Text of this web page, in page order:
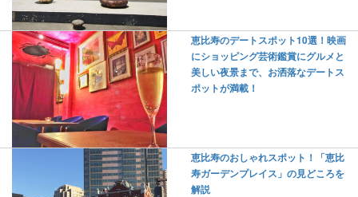
恵比寿のデートスポット10選！映画
にショッピング芸術鑑賞にグルメと
美しい夜景まで、お洒落なデートス
ポットが満載！
恵比寿のおしゃれスポット！「恵比
寿ガーデンプレイス」の見どころを
解説